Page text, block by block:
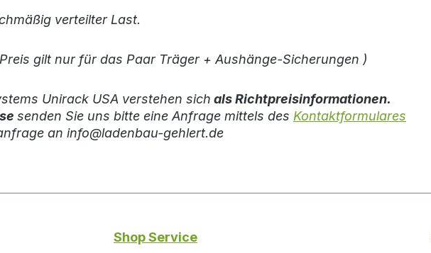
verteilter Last.
gilt nur für das Paar Träger + Aushänge-Sicherungen )
Unirack USA verstehen sich als Richtpreisinformationen.
senden Sie uns bitte eine Anfrage mittels des Kontaktformulares
an info@ladenbau-gehlert.de
Shop Service